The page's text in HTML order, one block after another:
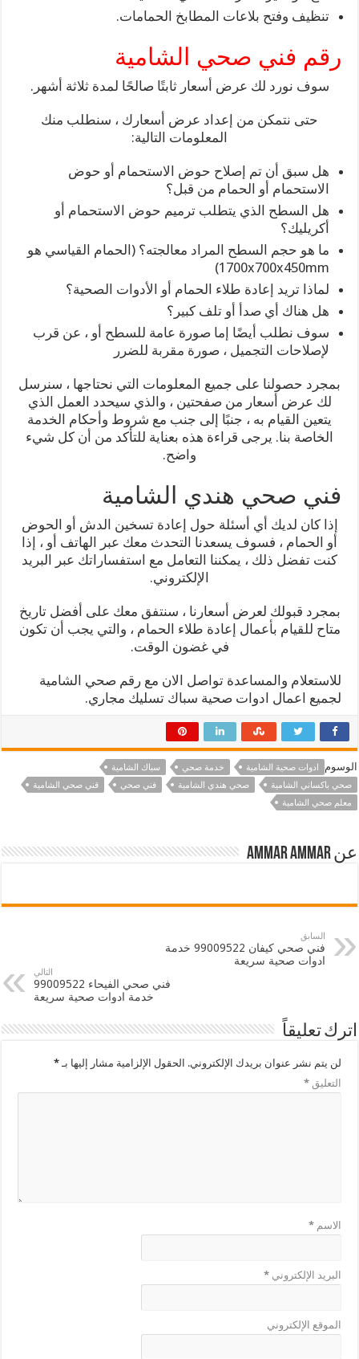
تنظيف وفتح بلاعات المطابخ الحمامات.
رقم فني صحي الشامية
سوف نورد لك عرض أسعار ثابتًا صالحًا لمدة ثلاثة أشهر.
حتى نتمكن من إعداد عرض أسعارك ، سنطلب منك
المعلومات التالية:
هل سبق أن تم إصلاح حوض الاستحمام أو حوض
الاستحمام أو الحمام من قبل؟
هل السطح الذي يتطلب ترميم حوض الاستحمام أو
أكريليك؟
ما هو حجم السطح المراد معالجته؟ (الحمام القياسي هو
1700x700x450mm)
لماذا تريد إعادة طلاء الحمام أو الأدوات الصحية؟
هل هناك أي صدأ أو تلف كبير؟
سوف نطلب أيضًا إما صورة عامة للسطح أو ، عن قرب
لإصلاحات التجميل ، صورة مقربة للضرر
بمجرد حصولنا على جميع المعلومات التي نحتاجها ، سنرسل
لك عرض أسعار من صفحتين ، والذي سيحدد العمل الذي
يتعين القيام به ، جنبًا إلى جنب مع شروط وأحكام الخدمة
الخاصة بنا. يرجى قراءة هذه بعناية للتأكد من أن كل شيء
واضح.
فني صحي هندي الشامية
إذا كان لديك أي أسئلة حول إعادة تسخين الدش أو الحوض
أو الحمام ، فسوف يسعدنا التحدث معك عبر الهاتف أو ، إذا
كنت تفضل ذلك ، يمكننا التعامل مع استفساراتك عبر البريد
الإلكتروني.
بمجرد قبولك لعرض أسعارنا ، سنتفق معك على أفضل تاريخ
متاح للقيام بأعمال إعادة طلاء الحمام ، والتي يجب أن تكون
في غضون الوقت.
للاستعلام والمساعدة تواصل الان مع رقم صحي الشامية
لجميع اعمال ادوات صحية سباك تسليك مجاري.
الوسوم ادوات صحية الشامية خدمة صحي
سباك الشامية
صحي باكساني الشامية
صحي هندي الشامية فني صحي
قني صحي الشامية
معلم صحي الشامية
عن ammar ammar
السابق
فني صحي كيفان 99009522 خدمة
ادوات صحية سريعة
التالي
فني صحي الفيحاء 99009522
خدمة ادوات صحية سريعة
اترك تعليقاً
لن يتم نشر عنوان بريدك الإلكتروني. الحقول الإلزامية مشار إليها بـ*
التعليق*
الاسم*
البريد الإلكتروني*
الموقع الإلكتروني